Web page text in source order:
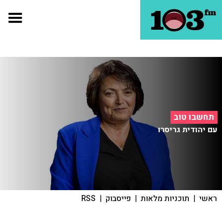
תחשבו טוב
עם יהודית גריסרו
ראשי | תוכניות מלאות | פייסבוק |
RSS